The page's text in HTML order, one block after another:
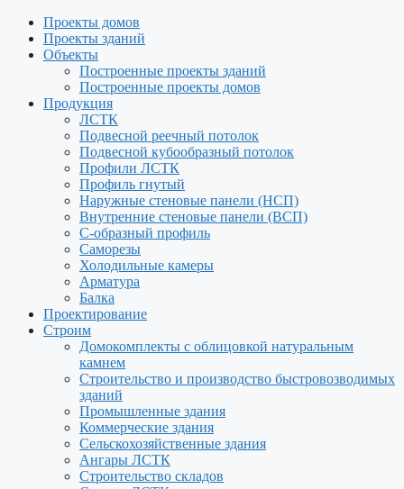
Проекты домов
Проекты зданий
Объекты
Построенные проекты зданий
Построенные проекты домов
Продукция
ЛСТК
Подвесной реечный потолок
Подвесной кубообразный потолок
Профили ЛСТК
Профиль гнутый
Наружные стеновые панели (НСП)
Внутренние стеновые панели (ВСП)
С-образный профиль
Саморезы
Холодильные камеры
Арматура
Балка
Проектирование
Строим
Домокомплекты с облицовкой натуральным
камнем
Строительство и производство быстровозводимых
зданий
Промышленные здания
Коммерческие здания
Сельскохозяйственные здания
Ангары ЛСТК
Строительство складов